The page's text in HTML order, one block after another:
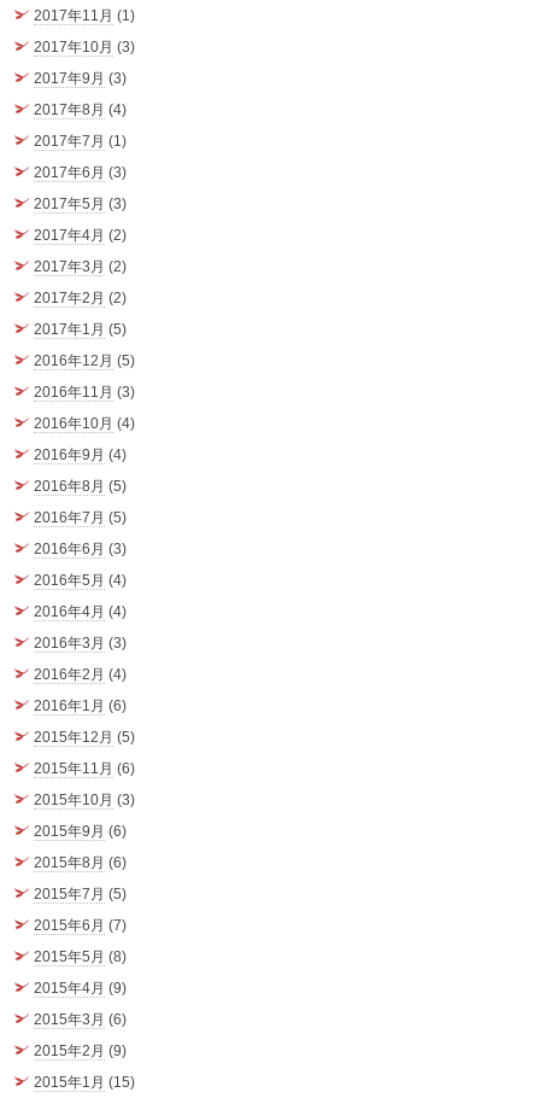
2017年11月 (1)
2017年10月 (3)
2017年9月 (3)
2017年8月 (4)
2017年7月 (1)
2017年6月 (3)
2017年5月 (3)
2017年4月 (2)
2017年3月 (2)
2017年2月 (2)
2017年1月 (5)
2016年12月 (5)
2016年11月 (3)
2016年10月 (4)
2016年9月 (4)
2016年8月 (5)
2016年7月 (5)
2016年6月 (3)
2016年5月 (4)
2016年4月 (4)
2016年3月 (3)
2016年2月 (4)
2016年1月 (6)
2015年12月 (5)
2015年11月 (6)
2015年10月 (3)
2015年9月 (6)
2015年8月 (6)
2015年7月 (5)
2015年6月 (7)
2015年5月 (8)
2015年4月 (9)
2015年3月 (6)
2015年2月 (9)
2015年1月 (15)